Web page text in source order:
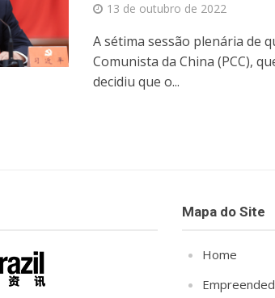
13 de outubro de 2022
A sétima sessão plenária de
Comunista da China (PCC),
decidiu que o...
Mapa do Site
Home